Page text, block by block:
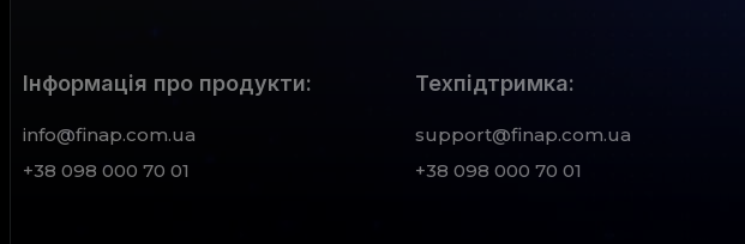
Інформація про продукти:
info@finap.com.ua
+38 098 000 70 01
Техпідтримка:
support@finap.com.ua
+38 098 000 70 01